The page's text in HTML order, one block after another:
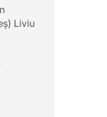
Liviu